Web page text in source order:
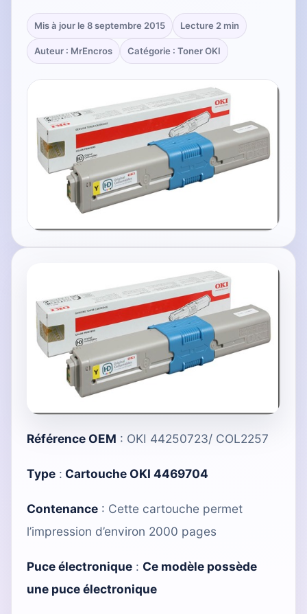
Mis à jour le 8 septembre 2015 Lecture 2 min
Auteur : MrEncros Catégorie : Toner OKI
Référence OEM : OKI 44250723/ COL2257
Type : Cartouche OKI 4469704
Contenance : Cette cartouche permet
l’impression d’environ 2000 pages
Puce électronique : Ce modèle possède
une puce électronique